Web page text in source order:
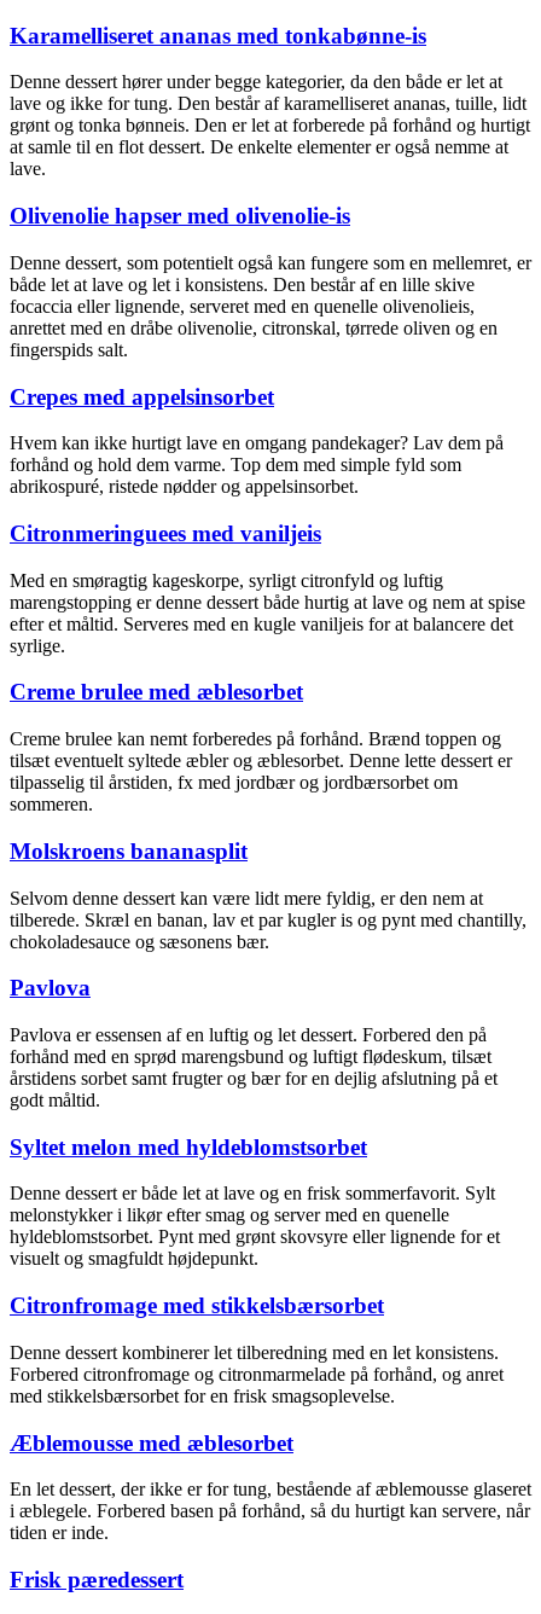
Karamelliseret ananas med tonkabønne-is
Denne dessert hører under begge kategorier, da den både er let at
lave og ikke for tung. Den består af karamelliseret ananas, tuille, lidt
grønt og tonka bønneis. Den er let at forberede på forhånd og hurtigt
at samle til en flot dessert. De enkelte elementer er også nemme at
lave.
Olivenolie hapser med olivenolie-is
Denne dessert, som potentielt også kan fungere som en mellemret, er
både let at lave og let i konsistens. Den består af en lille skive
focaccia eller lignende, serveret med en quenelle olivenolieis,
anrettet med en dråbe olivenolie, citronskal, tørrede oliven og en
fingerspids salt.
Crepes med appelsinsorbet
Hvem kan ikke hurtigt lave en omgang pandekager? Lav dem på
forhånd og hold dem varme. Top dem med simple fyld som
abrikospuré, ristede nødder og appelsinsorbet.
Citronmeringuees med vaniljeis
Med en smøragtig kageskorpe, syrligt citronfyld og luftig
marengstopping er denne dessert både hurtig at lave og nem at spise
efter et måltid. Serveres med en kugle vaniljeis for at balancere det
syrlige.
Creme brulee med æblesorbet
Creme brulee kan nemt forberedes på forhånd. Brænd toppen og
tilsæt eventuelt syltede æbler og æblesorbet. Denne lette dessert er
tilpasselig til årstiden, fx med jordbær og jordbærsorbet om
sommeren.
Molskroens bananasplit
Selvom denne dessert kan være lidt mere fyldig, er den nem at
tilberede. Skræl en banan, lav et par kugler is og pynt med chantilly,
chokoladesauce og sæsonens bær.
Pavlova
Pavlova er essensen af en luftig og let dessert. Forbered den på
forhånd med en sprød marengsbund og luftigt flødeskum, tilsæt
årstidens sorbet samt frugter og bær for en dejlig afslutning på et
godt måltid.
Syltet melon med hyldeblomstsorbet
Denne dessert er både let at lave og en frisk sommerfavorit. Sylt
melonstykker i likør efter smag og server med en quenelle
hyldeblomstsorbet. Pynt med grønt skovsyre eller lignende for et
visuelt og smagfuldt højdepunkt.
Citronfromage med stikkelsbærsorbet
Denne dessert kombinerer let tilberedning med en let konsistens.
Forbered citronfromage og citronmarmelade på forhånd, og anret
med stikkelsbærsorbet for en frisk smagsoplevelse.
Æblemousse med æblesorbet
En let dessert, der ikke er for tung, bestående af æblemousse glaseret
i æblegele. Forbered basen på forhånd, så du hurtigt kan servere, når
tiden er inde.
Frisk pæredessert